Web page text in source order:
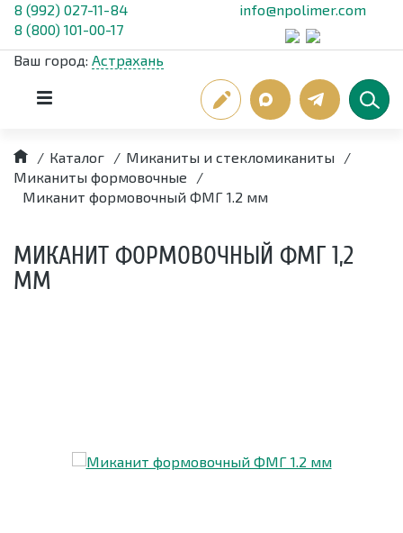
8 (992) 027-11-84
8 (800) 101-00-17
info@npolimer.com
Ваш город: Астрахань
/ Каталог / Миканиты и стекломиканиты
/
Миканиты формовочные
/
Миканит формовочный ФМГ 1.2 мм
МИКАНИТ ФОРМОВОЧНЫЙ ФМГ 1,2
ММ